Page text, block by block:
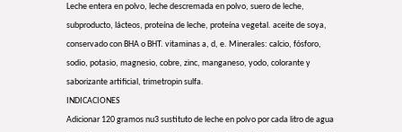
Leche entera en polvo, leche descremada en polvo, suero de leche,
subproducto, lácteos, proteína de leche, proteína vegetal. aceite de soya,
conservado con BHA o BHT. vitaminas a, d, e. Minerales: calcio, fósforo,
sodio, potasio, magnesio, cobre, zinc, manganeso, yodo, colorante y
saborizante artificial, trimetropin sulfa.
INDICACIONES
Adicionar 120 gramos nu3 sustituto de leche en polvo por cada litro de agua